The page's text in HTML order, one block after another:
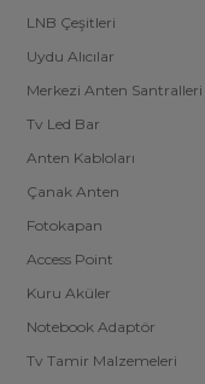
LNB Çeşitleri
Uydu Alıcılar
Merkezi Anten Santralleri
Tv Led Bar
Anten Kabloları
Çanak Anten
Fotokapan
Access Point
Kuru Aküler
Notebook Adaptör
Tv Tamir Malzemeleri